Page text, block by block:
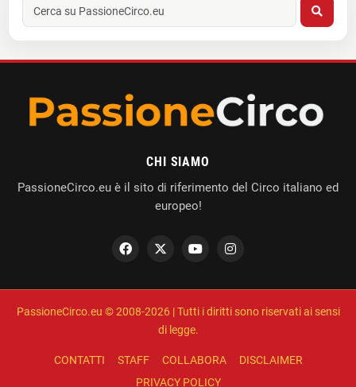
CHI SIAMO
PassioneCirco.eu è il sito di riferimento del Circo italiano ed
europeo!
PassioneCirco.eu © 2008-2026 | Tutti i diritti sono riservati ai sensi
di legge.
CONTATTI STAFF COLLABORA
DISCLAIMER
PRIVACY POLICY